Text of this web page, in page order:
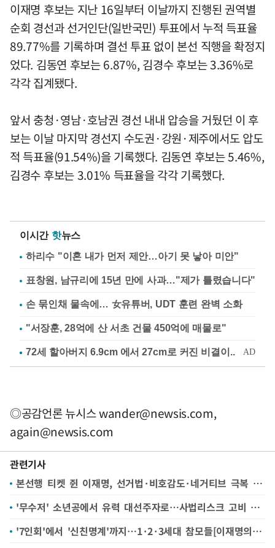
이재명 후보는 지난 16일부터 이날까지 진행된 권역별
순회 경선과 선거인단(일반국민) 투표에서 누적 득표율
89.77%를 기록하며 결선 투표 없이 본선 직행을 확정지
었다. 김동연 후보는 6.87%, 김경수 후보는 3.36%로
각각 집계됐다.
앞서 충청·영남·호남권 경선 내내 압승을 거뒀던 이 후
보는 이날 마지막 경선지 수도권·강원·제주에서도 압도
적 득표율(91.54%)을 기록했다. 김동연 후보는 5.46%,
김경수 후보는 3.01% 득표율을 각각 기록했다.
이시간 핫뉴스
하리수 "이혼 내가 먼저 제안…아기 못 낳아 미안"
표창원, 남규리에 15년 만에 사과…"제가 틀렸습니다"
손 묶인채 물속에… 女유튜버, UDT 훈련 완벽 소화
"서장훈, 28억에 산 서초 건물 450억에 매물로"
◎공감언론 뉴시스wander@newsis.com,
again@newsis.com
관련기사
본선행 티켓 쥔 이재명, 선거법·비호감도·네거티브 극복 숙제[이재명의 과제]
'무수저' 소년공에서 유력 대선주자로…사법리스크 고비 넘고 본선 진출[이재명은 누구]
'7인회'에서 '신친명계'까지…1·2·3세대 참모들[이재명의 사람들]